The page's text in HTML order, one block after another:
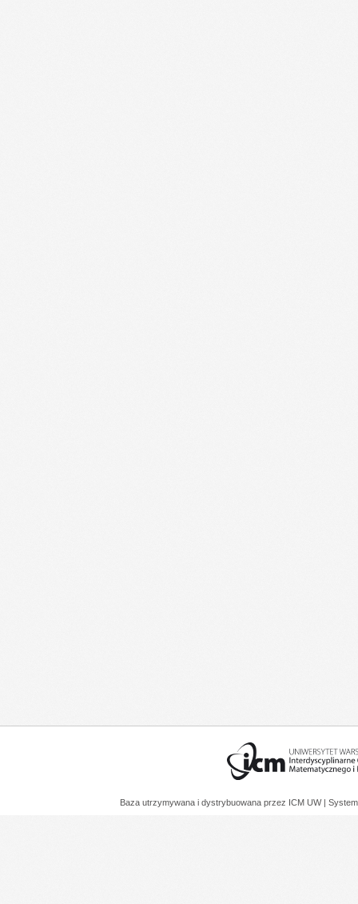
Baza utrzymywana i dystrybuowana przez ICM UW |